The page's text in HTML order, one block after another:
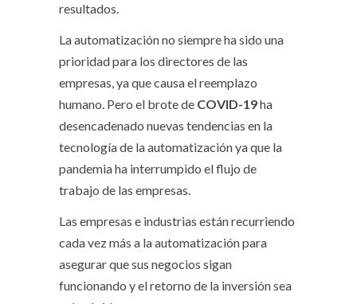
resultados.
La automatización no siempre ha sido una
prioridad para los directores de las
empresas, ya que causa el reemplazo
humano. Pero el brote de COVID-19ha
desencadenado nuevas tendencias en la
tecnología de la automatización ya que la
pandemia ha interrumpido el flujo de
trabajo de las empresas.
Las empresas e industrias están recurriendo
cada vez más a la automatización para
asegurar que sus negocios sigan
funcionando y el retorno de la inversión sea